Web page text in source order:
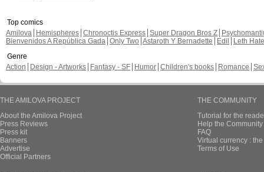
Top comics
Amilova
Hemispheres Chronoctis Express Super Dragon Bros Z
Bienvenidos A República Gada Only Two Astaroth Y Bernadette Edil
Leth Hate
Genre
Action
Design - Artworks Fantasy - SF Humor Children's books Romance
THE AMILOVA PROJECT
About the Amilova Project
Press Reviews
Press kit
Banners
Advertise
Official Partners
THE COMMUNITY
Tutorial for the
Help the
FAQ
Virtual currency :
Terms of Use